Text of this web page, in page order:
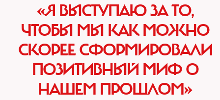
«Я ВЫСТУПАЮ ЗА ТО,
ЧТОБЫ МЫ КАК МОЖНО
СКОРЕЕ СФОРМИРОВАЛИ
ПОЗИТИВНЫЙ МИФ О
НАШЕМ ПРОШЛОМ»